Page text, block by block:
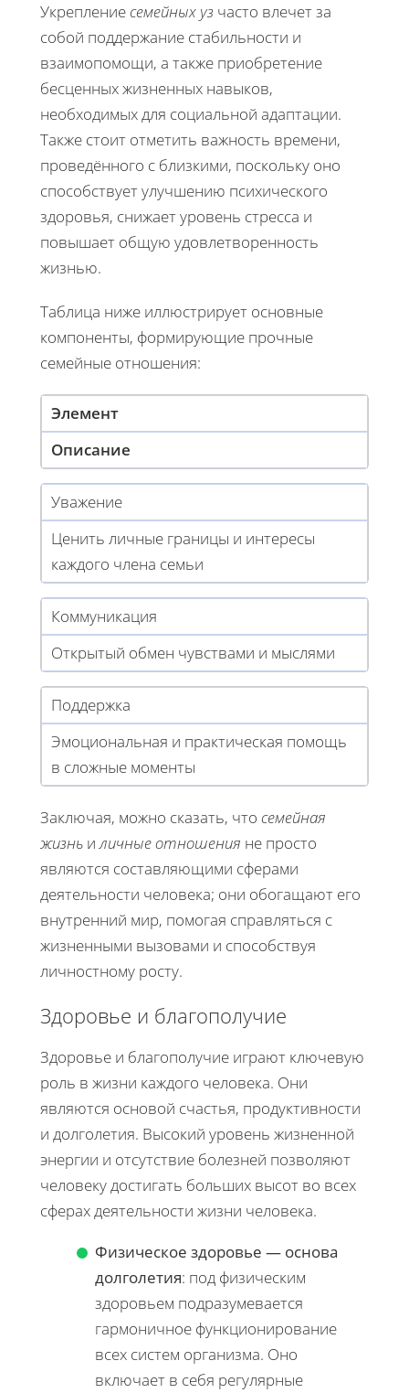
Укреплениесемейных уз часто влечет за
собой поддержание стабильности и
взаимопомощи, а также приобретение
бесценных жизненных навыков,
необходимых для социальной адаптации.
Также стоит отметить важность времени,
проведённого с близкими, поскольку оно
способствует улучшению психического
здоровья, снижает уровень стресса и
повышает общую удовлетворенность
жизнью.
Таблица ниже иллюстрирует основные
компоненты, формирующие прочные
семейные отношения:
Элемент
Описание
Уважение
Ценить личные границы и интересы
каждого члена семьи
Коммуникация
Открытый обмен чувствами и мыслями
Поддержка
Эмоциональная и практическая помощь
в сложные моменты
Заключая, можно сказать, что семейная
жизнь иличные отношения не просто
являются составляющими сферами
деятельности человека; они обогащают его
внутренний мир, помогая справляться с
жизненными вызовами и способствуя
личностному росту.
Здоровье и благополучие
Здоровье и благополучие играют ключевую
роль в жизни каждого человека. Они
являются основой счастья, продуктивности
и долголетия. Высокий уровень жизненной
энергии и отсутствие болезней позволяют
человеку достигать больших высот во всех
сферах деятельности жизни человека.
Физическое здоровье — основа
долголетия: под физическим
здоровьем подразумевается
гармоничное функционирование
всех систем организма. Оно
включает в себя регулярные